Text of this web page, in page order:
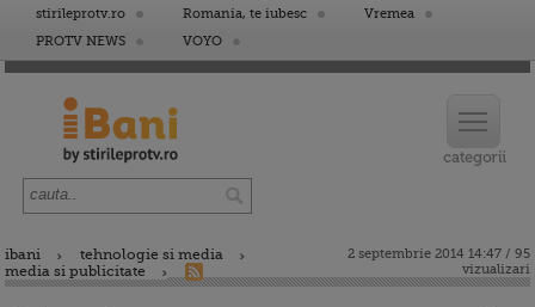
stirileprotv.ro Romania, te iubesc
Vremea
PROTV NEWS
VOYO
ibani
tehnologie si media
media si publicitate
2 septembrie 2014 14:47 / 95
vizualizari